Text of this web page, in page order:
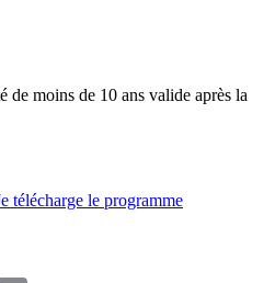
de moins de 10 ans valide après la
télécharge le programme